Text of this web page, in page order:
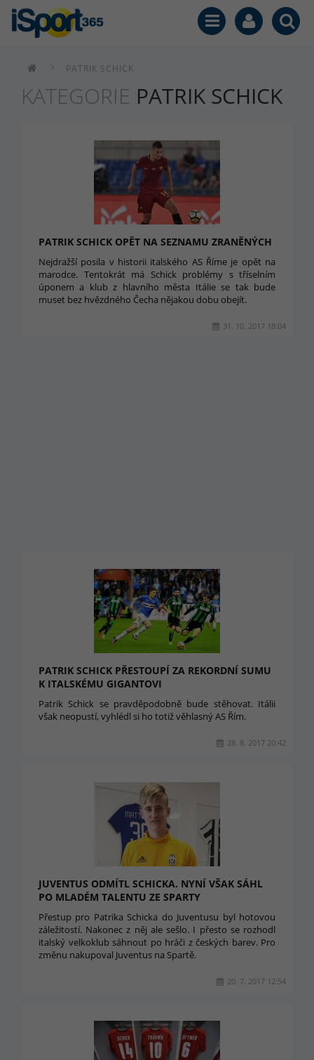
PATRIK SCHICK
KATEGORIE PATRIK SCHICK
PATRIK SCHICK OPĚT NA SEZNAMU ZRANĚNÝCH
Nejdražší posila v historii italského AS Říme je opět na
marodce. Tentokrát má Schick problémy s tříselním
úponem a klub z hlavního města Itálie se tak bude
muset bez hvězdného Čecha nějakou dobu obejít.
31. 10. 2017 18:04
PATRIK SCHICK PŘESTOUPÍ ZA REKORDNÍ SUMU
K ITALSKÉMU GIGANTOVI
Patrik Schick se pravděpodobně bude stěhovat. Itálii
však neopustí, vyhlédl si ho totiž věhlasný AS Řím.
28. 8. 2017 20:42
JUVENTUS ODMÍTL SCHICKA. NYNÍ VŠAK SÁHL
PO MLADÉM TALENTU ZE SPARTY
Přestup pro Patrika Schicka do Juventusu byl hotovou
záležitostí. Nakonec z něj ale sešlo. I přesto se rozhodl
italský velkoklub sáhnout po hráči z českých barev. Pro
změnu nakupoval Juventus na Spartě.
20. 7. 2017 12:54